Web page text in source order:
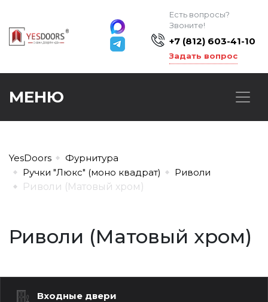
Есть вопросы?
Звоните!
+7 (812) 603-41-10
Задать вопрос
МЕНЮ
YesDoors
Фурнитура
Ручки "Люкс" (моно квадрат)
Риволи
Риволи (Матовый хром)
Риволи (Матовый хром)
Входные двери